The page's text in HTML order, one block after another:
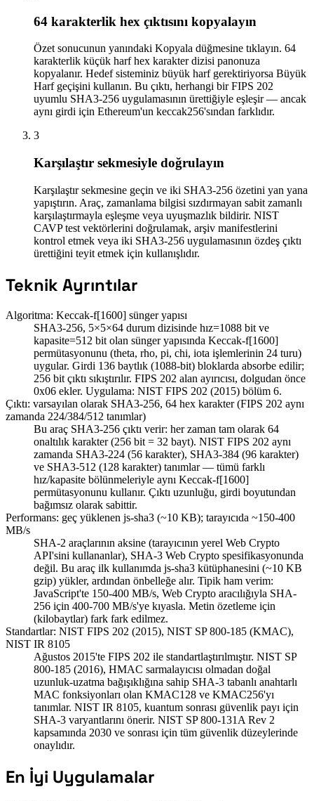
64 karakterlik hex çıktısını kopyalayın
Özet sonucunun yanındaki Kopyala düğmesine tıklayın. 64
karakterlik küçük harf hex karakter dizisi panonuza
kopyalanır. Hedef sisteminiz büyük harf gerektiriyorsa Büyük
Harf geçişini kullanın. Bu çıktı, herhangi bir FIPS 202
uyumlu SHA3-256 uygulamasının ürettiğiyle eşleşir — ancak
aynı girdi için Ethereum'un keccak256'sından farklıdır.
3
Karşılaştır sekmesiyle doğrulayın
Karşılaştır sekmesine geçin ve iki SHA3-256 özetini yan yana
yapıştırın. Araç, zamanlama bilgisi sızdırmayan sabit zamanlı
karşılaştırmayla eşleşme veya uyuşmazlık bildirir. NIST
CAVP test vektörlerini doğrulamak, arşiv manifestlerini
kontrol etmek veya iki SHA3-256 uygulamasının özdeş çıktı
ürettiğini teyit etmek için kullanışlıdır.
Teknik Ayrıntılar
Algoritma: Keccak-f[1600] sünger yapısı
SHA3-256, 5×5×64 durum dizisinde hız=1088 bit ve
kapasite=512 bit olan sünger yapısında Keccak-f[1600]
permütasyonunu (theta, rho, pi, chi, iota işlemlerinin 24 turu)
uygular. Girdi 136 baytlık (1088-bit) bloklarda absorbe edilir;
256 bit çıktı sıkıştırılır. FIPS 202 alan ayırıcısı, dolgudan önce
0x06 ekler. Uygulama: NIST FIPS 202 (2015) bölüm 6.
Çıktı: varsayılan olarak SHA3-256, 64 hex karakter (FIPS 202 aynı
zamanda 224/384/512 tanımlar)
Bu araç SHA3-256 çıktı verir: her zaman tam olarak 64
onaltılık karakter (256 bit = 32 bayt). NIST FIPS 202 aynı
zamanda SHA3-224 (56 karakter), SHA3-384 (96 karakter)
ve SHA3-512 (128 karakter) tanımlar — tümü farklı
hız/kapasite bölünmeleriyle aynı Keccak-f[1600]
permütasyonunu kullanır. Çıktı uzunluğu, girdi boyutundan
bağımsız olarak sabittir.
Performans: geç yüklenen js-sha3 (~10 KB); tarayıcıda ~150-400
MB/s
SHA-2 araçlarının aksine (tarayıcının yerel Web Crypto
API'sini kullananlar), SHA-3 Web Crypto spesifikasyonunda
değil. Bu araç ilk kullanımda js-sha3 kütüphanesini (~10 KB
gzip) yükler, ardından önbelleğe alır. Tipik ham verim:
JavaScript'te 150-400 MB/s, Web Crypto aracılığıyla SHA-
256 için 400-700 MB/s'ye kıyasla. Metin özetleme için
(kilobaytlar) fark fark edilmez.
Standartlar: NIST FIPS 202 (2015), NIST SP 800-185 (KMAC),
NIST IR 8105
Ağustos 2015'te FIPS 202 ile standartlaştırılmıştır. NIST SP
800-185 (2016), HMAC sarmalayıcısı olmadan doğal
uzunluk-uzatma bağışıklığına sahip SHA-3 tabanlı anahtarlı
MAC fonksiyonları olan KMAC128 ve KMAC256'yı
tanımlar. NIST IR 8105, kuantum sonrası güvenlik payı için
SHA-3 varyantlarını önerir. NIST SP 800-131A Rev 2
kapsamında 2030 ve sonrası için tüm güvenlik düzeylerinde
onaylıdır.
En İyi Uygulamalar